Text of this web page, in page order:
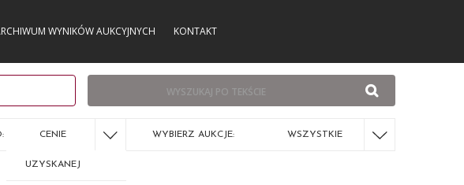
WYNIKÓW AUKCYJNYCH KONTAKT
CENIE
UZYSKANEJ
WYBIERZ AUKCJE: WSZYSTKIE